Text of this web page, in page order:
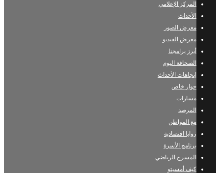
المركز الإعلامي
الأحداث
معرض الصور
معرض الفيديو
أبرز برامجنا
الصحافة اليوم
إتجاهات الأحداث
حوار خاص
مسارات
المرصد
مع المواطن
زوايا اقتصادية
برنامج الأسرة
المسرح الرياضي
كيف أمسيتو